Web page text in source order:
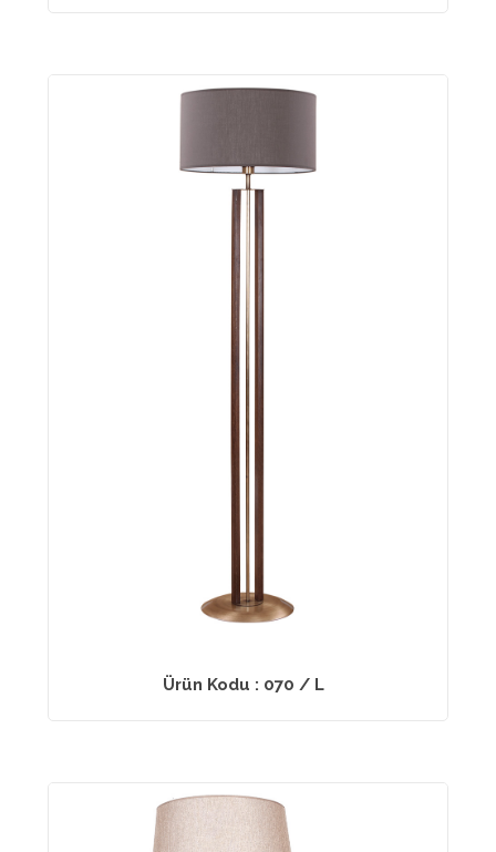
Ürün Kodu : 070 / L